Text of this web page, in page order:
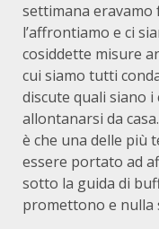
settimana eravamo
l’affrontiamo e ci
cosiddette misure
cui siamo tutti
discute quali siano i
allontanarsi da
è che una delle più
essere portato ad
sotto la guida di
promettono e nulla